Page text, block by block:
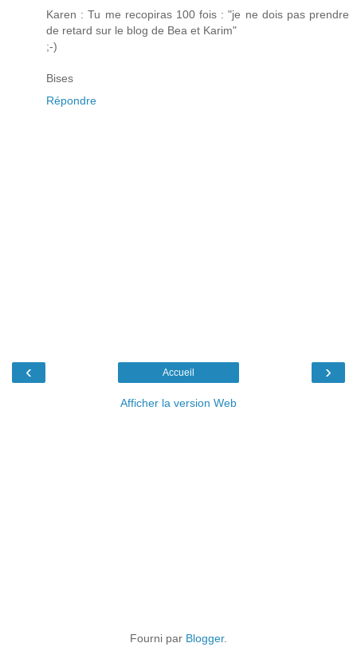
Karen : Tu me recopiras 100 fois : "je ne dois pas prendre
de retard sur le blog de Bea et Karim"
;-)
Bises
Répondre
‹ ›
Accueil
Afficher la version Web
Fourni par Blogger.